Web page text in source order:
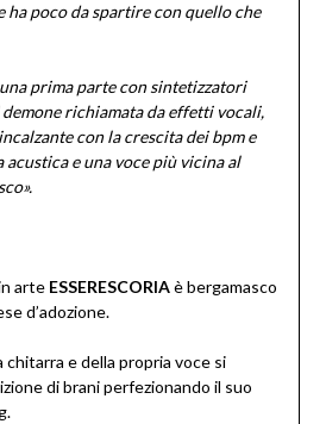
ha poco da spartire con quello che
prima parte con sintetizzatori
richiamata da effetti vocali,
con la crescita dei bpm e
e una voce più vicina al
arte ESSERESCORIAè bergamasco
d’adozione.
chitarra e della propria voce si
di brani perfezionando il suo